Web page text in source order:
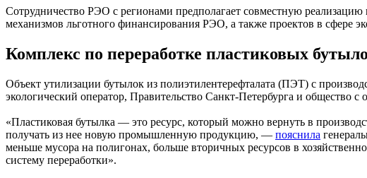
Сотрудничество РЭО с регионами предполагает совместную
механизмов льготного финансирования РЭО, а также проектов в сфере
Комплекс по переработке пластиковых
Объект утилизации бутылок из полиэтилентерефталата (ПЭТ) с
экологический оператор, Правительство Санкт-Петербурга и общество
«Пластиковая бутылка — это ресурс, который можно вернуть в
получать из нее новую промышленную продукцию, — пояснила
меньше мусора на полигонах, больше вторичных ресурсов в
систему переработки».